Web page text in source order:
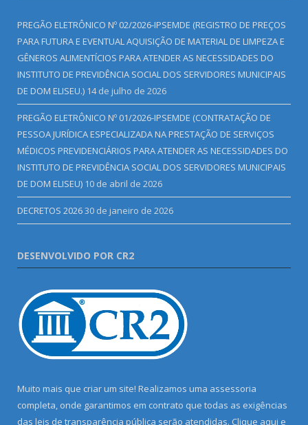
PREGÃO ELETRÔNICO Nº 02/2026-IPSEMDE (REGISTRO DE PREÇOS
PARA FUTURA E EVENTUAL AQUISIÇÃO DE MATERIAL DE LIMPEZA E
GÊNEROS ALIMENTÍCIOS PARA ATENDER AS NECESSIDADES DO
INSTITUTO DE PREVIDÊNCIA SOCIAL DOS SERVIDORES MUNICIPAIS
DE DOM ELISEU.) 14 de julho de 2026
PREGÃO ELETRÔNICO Nº 01/2026-IPSEMDE (CONTRATAÇÃO DE
PESSOA JURÍDICA ESPECIALIZADA NA PRESTAÇÃO DE SERVIÇOS
MÉDICOS PREVIDENCIÁRIOS PARA ATENDER AS NECESSIDADES DO
INSTITUTO DE PREVIDÊNCIA SOCIAL DOS SERVIDORES MUNICIPAIS
DE DOM ELISEU) 10 de abril de 2026
DECRETOS 202630 de janeiro de 2026
DESENVOLVIDO POR CR2
Muito mais que criar um site! Realizamos uma assessoria
completa, onde garantimos em contrato que todas as exigências
das leis de transparência pública serão atendidas. Clique aqui e